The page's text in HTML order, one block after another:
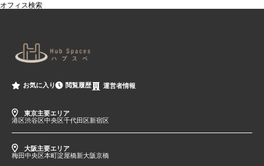
オフィス検索
お気に入り 閲覧履歴 運営者情報
東京主要エリア
港区渋谷区中央区千代田区新宿区
大阪主要エリア
梅田中央区本町淀屋橋新大阪京橋